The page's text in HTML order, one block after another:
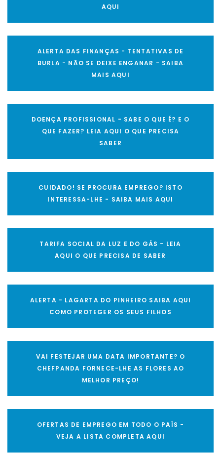
AQUI
ALERTA DAS FINANÇAS - TENTATIVAS DE
BURLA - NÃO SE DEIXE ENGANAR - SAIBA
MAIS AQUI
DOENÇA PROFISSIONAL - SABE O QUE É? E O
QUE FAZER? LEIA AQUI O QUE PRECISA
SABER
CUIDADO! SE PROCURA EMPREGO? ISTO
INTERESSA-LHE - SAIBA MAIS AQUI
TARIFA SOCIAL DA LUZ E DO GÁS - LEIA
AQUI O QUE PRECISA DE SABER
ALERTA - LAGARTA DO PINHEIRO SAIBA AQUI
COMO PROTEGER OS SEUS FILHOS
VAI FESTEJAR UMA DATA IMPORTANTE? O
CHEFPANDA FORNECE-LHE AS FLORES AO
MELHOR PREÇO!
OFERTAS DE EMPREGO EM TODO O PAÍS -
VEJA A LISTA COMPLETA AQUI